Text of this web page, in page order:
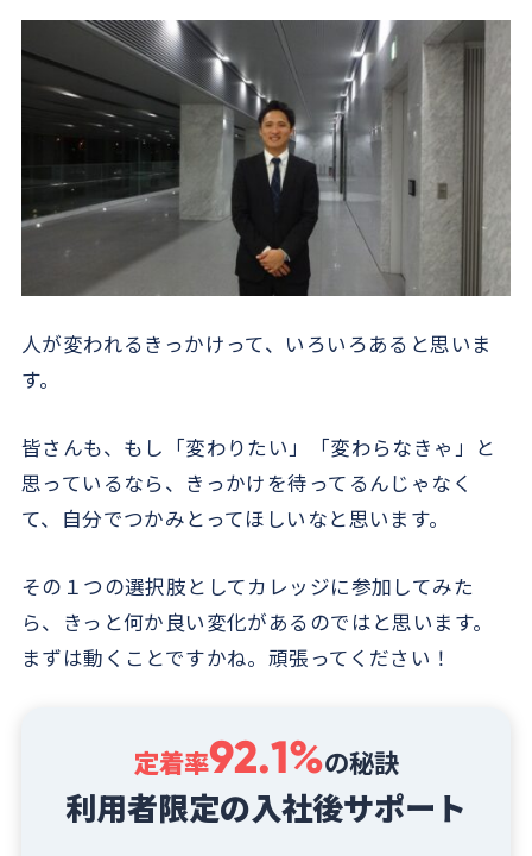
人が変われるきっかけって、いろいろあると思いま
す。
皆さんも、もし「変わりたい」「変わらなきゃ」と
思っているなら、きっかけを待ってるんじゃなく
て、自分でつかみとってほしいなと思います。
その１つの選択肢としてカレッジに参加してみた
ら、きっと何か良い変化があるのではと思います。
まずは動くことですかね。頑張ってください！
定着率92.1%の秘訣
利用者限定の入社後サポート